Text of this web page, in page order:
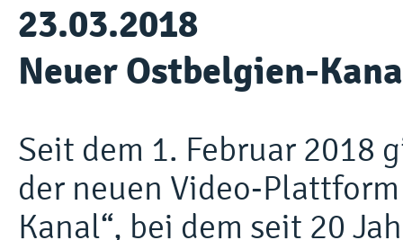
23.03.2018
Neuer Ostbelgien-
Seit dem 1. Februar 2018
der neuen Video-
Kanal“, bei dem seit 20